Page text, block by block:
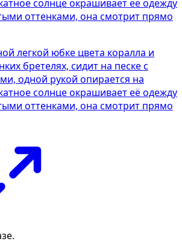
легкой юбке цвета коралла и
бретелях, сидит на песке с
одной рукой опирается на
солнце окрашивает её одежду
оттенками, она смотрит прямо